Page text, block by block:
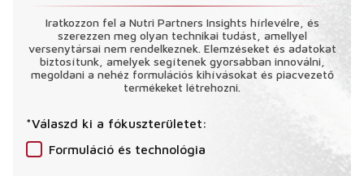
Iratkozzon fel a Nutri Partners Insights hírlevélre, és
szerezzen meg olyan technikai tudást, amellyel
versenytársai nem rendelkeznek. Elemzéseket és adatokat
biztosítunk, amelyek segítenek gyorsabban innoválni,
megoldani a nehéz formulációs kihívásokat és piacvezető
termékeket létrehozni.
*Válaszd ki a fókuszterületet:
Formuláció és technológia